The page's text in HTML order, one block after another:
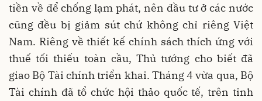
tiền về để chống lạm phát, nên đầu tư ở các nước
cũng đều bị giảm sút chứ không chỉ riêng Việt
Nam. Riêng về thiết kế chính sách thích ứng với
thuế tối thiếu toàn cầu, Thủ tướng cho biết đã
giao Bộ Tài chính triển khai. Tháng 4 vừa qua, Bộ
Tài chính đã tổ chức hội thảo quốc tế, trên tinh